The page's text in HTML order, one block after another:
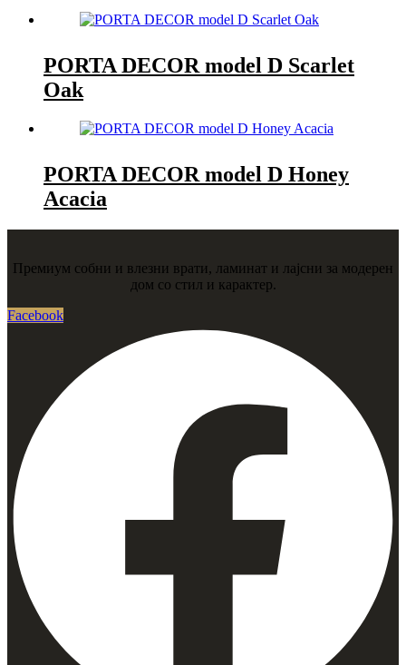
PORTA DECOR model D Scarlet
Oak
PORTA DECOR model D Honey
Acacia
Премиум собни и влезни врати, ламинат и лајсни за модерен
дом со стил и карактер.
Facebook